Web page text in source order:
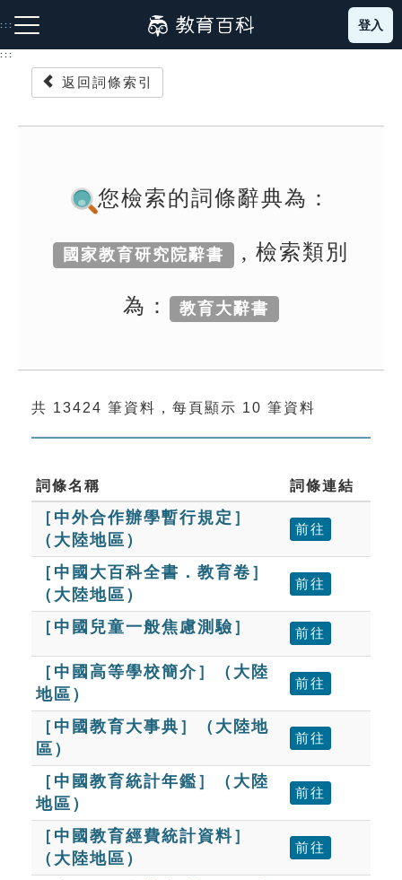
到
主
:::
成語故事
索引選單
單字索引
生命大百科索引
遊戲專區
教學應用
貓頭鷹博士
登入
:::
返回詞條索引
您檢索的詞條辭典為：
國家教育研究院辭書 , 檢索類別
為： 教育大辭書
共 13424 筆資料，每頁顯示 10 筆資料
詞條名稱 詞條連結
［中外合作辦學暫行規定］
（大陸地區）
前往
［中國大百科全書．教育卷］
（大陸地區）
前往
［中國兒童一般焦慮測驗］ 前往
［中國高等學校簡介］（大陸
地區）
前往
［中國教育大事典］（大陸地
區）
前往
［中國教育統計年鑑］（大陸
地區）
前往
［中國教育經費統計資料］
（大陸地區）
前往